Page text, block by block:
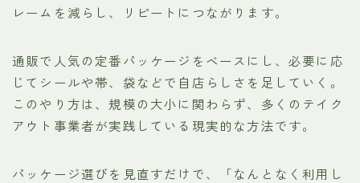
レームを減らし、リピートにつながります。
通販で人気の定番パッケージをベースにし、必要に応
じてシールや帯、袋などで自店らしさを足していく。
このやり方は、規模の大小に関わらず、多くのテイク
アウト事業者が実践している現実的な方法です。
パッケージ選びを見直すだけで、「なんとなく利用し